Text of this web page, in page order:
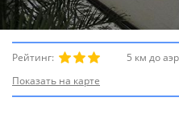
Рейтинг: 5 км до
Показать на карте